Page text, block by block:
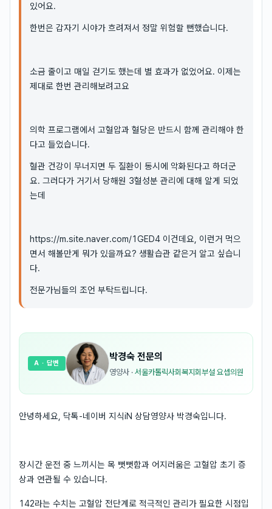
있어요.
한번은 갑자기 시야가 흐려져서 정말 위험할 뻔했습니다.
소금 줄이고 매일 걷기도 했는데 별 효과가 없었어요. 이제는
제대로 한번 관리해보려고요
의학 프로그램에서 고혈압과 혈당은 반드시 함께 관리해야 한
다고 들었습니다.
혈관 건강이 무너지면 두 질환이 동시에 악화된다고 하더군
요. 그러다가 거기서 당해원 3혈성분 관리에 대해 알게 되었
는데
https://m.site.naver.com/1GED4 이건데요, 이런거 먹으
면서 해볼만게 뭐가 있을까요? 생활습관 같은거 알고 싶습니
다.
전문가님들의 조언 부탁드립니다.
박경숙 전문의
영양사 · 서울카톨릭사회복지회부설 요셉의원
A · 답변
안녕하세요, 닥톡-네이버 지식iN 상담영양사 박경숙입니다.
장시간 운전 중 느끼시는 목 뻣뻣함과 어지러움은 고혈압 초기 증
상과 연관될 수 있습니다.
142라는 수치는 고혈압 전단계로 적극적인 관리가 필요한 시점입